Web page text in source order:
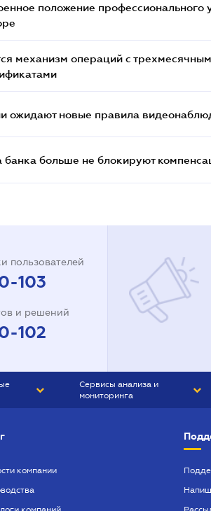
положение профессионального
механизм операций с
ожидают новые правила
банка больше не блокируют
пользователей
103
и решений
102
Сервисы анализа и
мониторинга
компании